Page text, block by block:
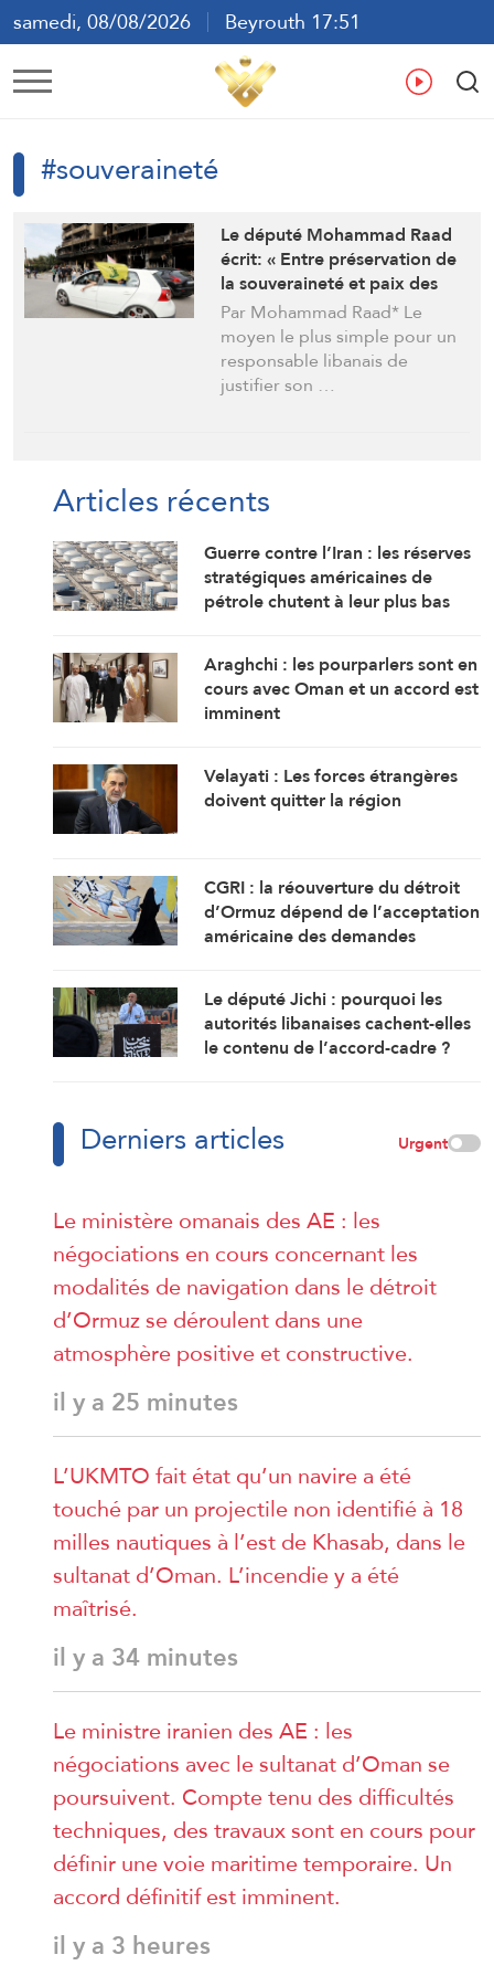
samedi, 08/08/2026
Beyrouth 17:51
ع
#souveraineté
Le député Mohammad Raad
écrit: « Entre préservation de
la souveraineté et paix des
autres »
Par Mohammad Raad* Le
moyen le plus simple pour un
responsable libanais de
justifier son …
Articles récents
Guerre contre l’Iran : les réserves
stratégiques américaines de
pétrole chutent à leur plus bas
Araghchi : les pourparlers sont en
cours avec Oman et un accord est
imminent
Velayati : Les forces étrangères
doivent quitter la région
CGRI : la réouverture du détroit
d’Ormuz dépend de l’acceptation
américaine des demandes
Le député Jichi : pourquoi les
autorités libanaises cachent-elles
le contenu de l’accord-cadre ?
Derniers articles Urgent
Le ministère omanais des AE : les
négociations en cours concernant les
modalités de navigation dans le détroit
d’Ormuz se déroulent dans une
atmosphère positive et constructive.
il y a 25 minutes
L’UKMTO fait état qu’un navire a été
touché par un projectile non identifié à 18
milles nautiques à l’est de Khasab, dans le
sultanat d’Oman. L’incendie y a été
maîtrisé.
il y a 34 minutes
Le ministre iranien des AE : les
négociations avec le sultanat d’Oman se
poursuivent. Compte tenu des difficultés
techniques, des travaux sont en cours pour
définir une voie maritime temporaire. Un
accord définitif est imminent.
il y a 3 heures